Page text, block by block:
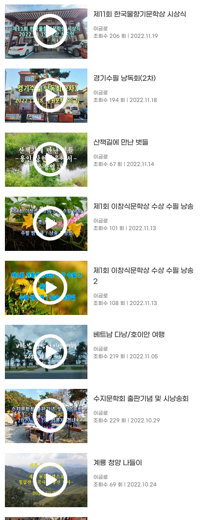
제11회 한국물향기문학상 시상식
이금로
조회수 206 회
| 2022.11.19
경기수필 낭독회(2차)
이금로
조회수 194 회
| 2022.11.18
산책길에 만난 벗들
이금로
조회수 67 회
| 2022.11.14
제1회 이창식문학상 수상 수필 낭송
이금로
조회수 101 회
| 2022.11.13
제1회 이창식문학상 수상 수필 낭송
2
이금로
조회수 108 회
| 2022.11.13
베트남 다낭/호이안 여행
이금로
조회수 219 회
| 2022.11.05
수지문학회 출판기념 및 시낭송회​
이금로
조회수 229 회
| 2022.10.29
계룡 청양 나들이
이금로
조회수 69 회
| 2022.10.24